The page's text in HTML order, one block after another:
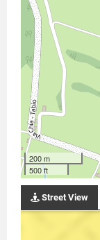
200 m
500 ft
Street View